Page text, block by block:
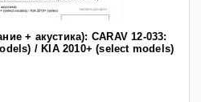
+ акустика): CARAV 12-033:
/ KIA 2010+ (select models)